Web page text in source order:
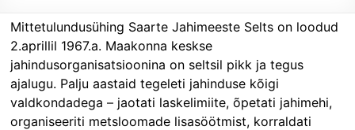
Mittetulundusühing Saarte Jahimeeste Selts on loodud
2.aprillil 1967.a. Maakonna keskse
jahindusorganisatsioonina on seltsil pikk ja tegus
ajalugu. Palju aastaid tegeleti jahinduse kõigi
valdkondadega – jaotati laskelimiite, õpetati jahimehi,
organiseeriti metsloomade lisasöötmist, korraldati